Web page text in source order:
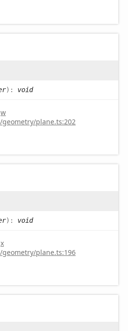
) : void
w
geometry/plane.ts:202
) : void
x
geometry/plane.ts:196